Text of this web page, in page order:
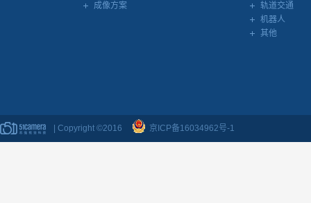
成像方案
轨道交通
机器人
其他
| Copyright ©2016 京ICP备16034962号-1